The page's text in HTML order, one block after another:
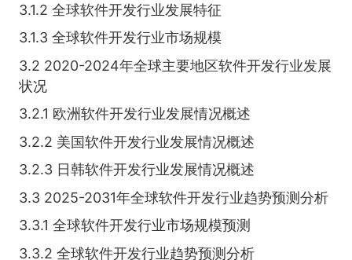
3.1.2 全球软件开发行业发展特征
3.1.3 全球软件开发行业市场规模
3.2 2020-2024年全球主要地区软件开发行业发展
状况
3.2.1 欧洲软件开发行业发展情况概述
3.2.2 美国软件开发行业发展情况概述
3.2.3 日韩软件开发行业发展情况概述
3.3 2025-2031年全球软件开发行业趋势预测分析
3.3.1 全球软件开发行业市场规模预测
3.3.2 全球软件开发行业趋势预测分析